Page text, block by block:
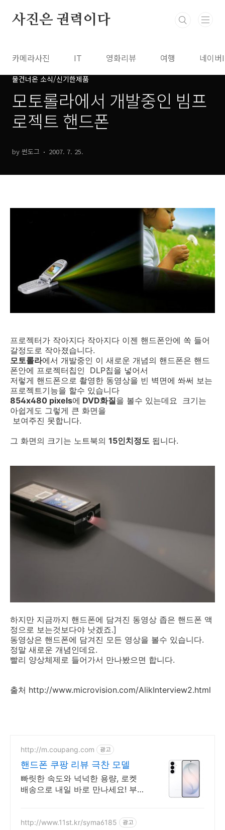
사진은 권력이다
카메라사진 IT 영화리뷰 여행 네이
물건너온 소식/신기한제품
모토롤라에서 개발중인 빔프
로젝트 핸드폰
by 썬도그 2007. 7. 25.
프로젝터가 작아지다 작아지다 이젠 핸드폰안에 쏙 들어
갈정도로 작아졌습니다.
모토롤라에서 개발중인 이 새로운 개념의 핸드폰은 핸드
폰안에 프로젝터칩인 DLP칩을 넣어서
저렇게 핸드폰으로 촬영한 동영상을 빈 벽면에 쏴써 보는
프로젝트기능을 할수 있습니다
854x480 pixels에 DVD화질을 볼수 있는데요 크기는
아쉽게도 그렇게 큰 화면을
보여주진 못합니다.
그 화면의 크기는 노트북의 15인치정도 됩니다.
하지만 지금까지 핸드폰에 담겨진 동영상 좁은 핸드폰 액
정으로 보는것보다야 낫겠죠.]
동영상은 핸드폰에 담겨진 모든 영상을 볼수 있습니다.
정말 새로운 개념인데요.
빨리 양상체제로 들어가서 만나봤으면 합니다.
출처 http://www.microvision.com/AlikInterview2.html
http://m.coupang.com 광고
핸드폰 쿠팡 리뷰 극찬 모델
빠릿한 속도와 넉넉한 용량, 로켓
배송으로 내일 바로 만나세요! 부
http://www.11st.kr/syma6185 광고